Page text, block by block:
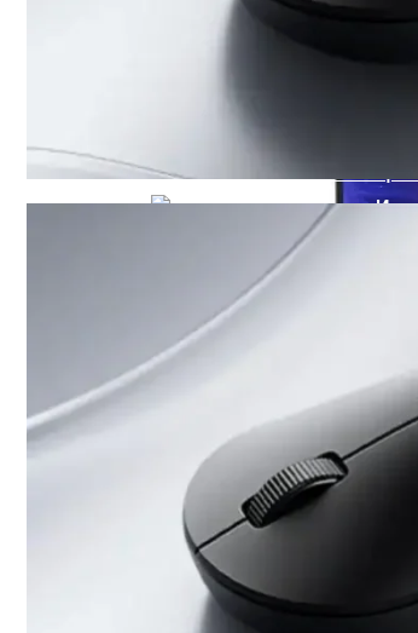
ТОП-5 Игровых Ноутбуков
Лучшие Дешевые
ТОП-5 Игровых
Сбер Выпустил
Банкиры Дополнили
Знания Основных
Почему Для Одних Женщин